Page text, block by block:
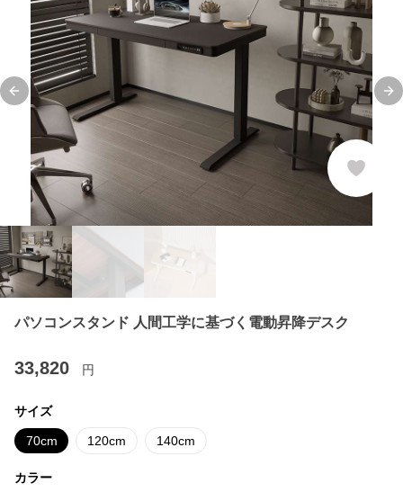
Previous slide
パソコンスタンド 人間工学に基づく電動昇降デスク
33,820 円
サイズ
70cm 120cm 140cm
カラー